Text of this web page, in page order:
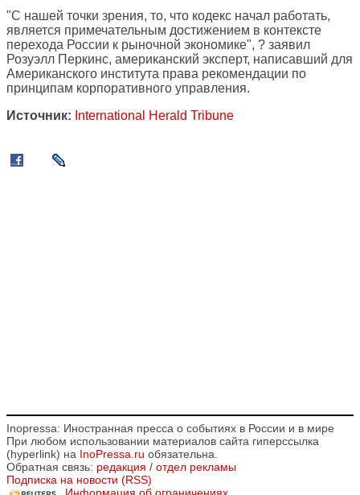
"С нашей точки зрения, то, что кодекс начал работать,
является примечательным достижением в контексте
перехода России к рыночной экономике", ? заявил
Розуэлл Перкинс, американский эксперт, написавший для
Американского института права рекомендации по
принципам корпоративного управления.
Источник: International Herald Tribune
Inopressa: Иностранная пресса о событиях в России и в мире
При любом использовании материалов сайта гиперссылка
(hyperlink) на InoPressa.ru обязательна.
Обратная связь: редакция / отдел рекламы
Подписка на новости (RSS)